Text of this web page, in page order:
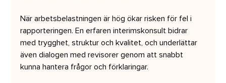
När arbetsbelastningen är hög ökar risken för fel i
rapporteringen. En erfaren interimskonsult bidrar
med trygghet, struktur och kvalitet, och underlättar
även dialogen med revisorer genom att snabbt
kunna hantera frågor och förklaringar.